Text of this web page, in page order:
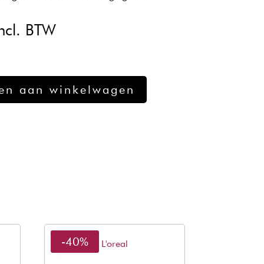
BTW
aan winkelwagen
L'oreal
-40%